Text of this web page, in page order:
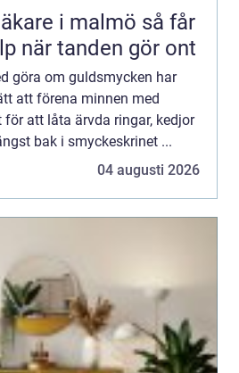
i malmö så får
när tanden gör ont
göra om guldsmycken har
att förena minnen med
att låta ärvda ringar, kedjor
bak i smyckeskrinet ...
04 augusti 2026